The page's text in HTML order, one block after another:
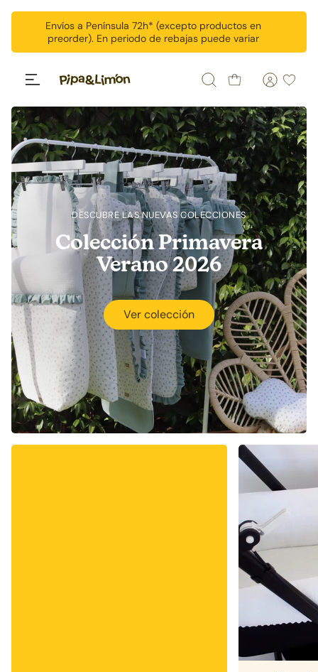
Ir al contenidoEnvíos a Península 72h* (excepto productos en
preorder). En periodo de rebajas puede variar
Buscar
DESCUBRE LAS NUEVAS COLECCIONES
Colección Primavera
Verano 2026
Ver colección
Featured collection